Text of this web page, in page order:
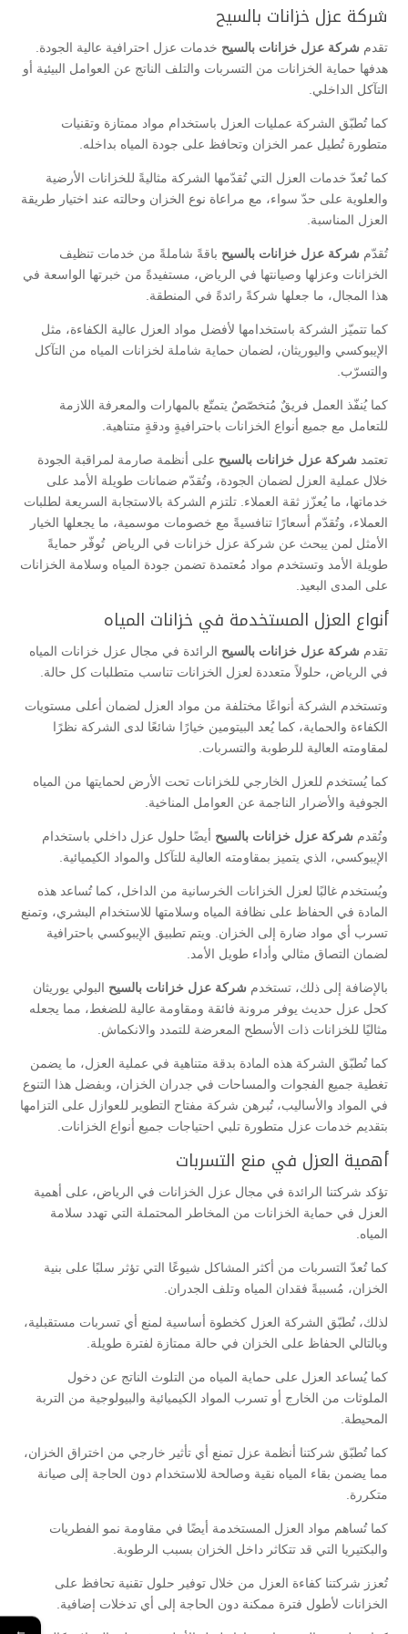
شركة عزل خزانات بالسيح
تقدم شركة عزل خزانات بالسيح خدمات عزل احترافية عالية الجودة.
هدفها حماية الخزانات من التسربات والتلف الناتج عن العوامل البيئية أو
التآكل الداخلي.
كما تُطبّق الشركة عمليات العزل باستخدام مواد ممتازة وتقنيات
متطورة تُطيل عمر الخزان وتحافظ على جودة المياه بداخله.
كما تُعدّ خدمات العزل التي تُقدّمها الشركة مثاليةً للخزانات الأرضية
والعلوية على حدّ سواء، مع مراعاة نوع الخزان وحالته عند اختيار طريقة
العزل المناسبة.
تُقدّم شركة عزل خزانات بالسيح باقةً شاملةً من خدمات تنظيف
الخزانات وعزلها وصيانتها في الرياض، مستفيدةً من خبرتها الواسعة في
هذا المجال، ما جعلها شركةً رائدةً في المنطقة.
كما تتميّز الشركة باستخدامها لأفضل مواد العزل عالية الكفاءة، مثل
الإيبوكسي واليوريثان، لضمان حماية شاملة لخزانات المياه من التآكل
والتسرّب.
كما يُنفّذ العمل فريقٌ مُتخصّصٌ يتمتّع بالمهارات والمعرفة اللازمة
للتعامل مع جميع أنواع الخزانات باحترافيةٍ ودقةٍ متناهية.
تعتمد شركة عزل خزانات بالسيح على أنظمة صارمة لمراقبة الجودة
خلال عملية العزل لضمان الجودة، وتُقدّم ضمانات طويلة الأمد على
خدماتها، ما يُعزّز ثقة العملاء. تلتزم الشركة بالاستجابة السريعة لطلبات
العملاء، وتُقدّم أسعارًا تنافسيةً مع خصومات موسمية، ما يجعلها الخيار
الأمثل لمن يبحث عن شركة عزل خزانات في الرياض تُوفّر حمايةً
طويلة الأمد وتستخدم مواد مُعتمدة تضمن جودة المياه وسلامة الخزانات
على المدى البعيد.
أنواع العزل المستخدمة في خزانات المياه
تقدم شركة عزل خزانات بالسيح الرائدة في مجال عزل خزانات المياه
في الرياض، حلولاً متعددة لعزل الخزانات تناسب متطلبات كل حالة.
وتستخدم الشركة أنواعًا مختلفة من مواد العزل لضمان أعلى مستويات
الكفاءة والحماية، كما يُعد البيتومين خيارًا شائعًا لدى الشركة نظرًا
لمقاومته العالية للرطوبة والتسربات.
كما يُستخدم للعزل الخارجي للخزانات تحت الأرض لحمايتها من المياه
الجوفية والأضرار الناجمة عن العوامل المناخية.
وتُقدم شركة عزل خزانات بالسيح أيضًا حلول عزل داخلي باستخدام
الإيبوكسي، الذي يتميز بمقاومته العالية للتآكل والمواد الكيميائية.
ويُستخدم غالبًا لعزل الخزانات الخرسانية من الداخل، كما تُساعد هذه
المادة في الحفاظ على نظافة المياه وسلامتها للاستخدام البشري، وتمنع
تسرب أي مواد ضارة إلى الخزان. ويتم تطبيق الإيبوكسي باحترافية
لضمان التصاق مثالي وأداء طويل الأمد.
بالإضافة إلى ذلك، تستخدم شركة عزل خزانات بالسيح البولي يوريثان
كحل عزل حديث يوفر مرونة فائقة ومقاومة عالية للضغط، مما يجعله
مثاليًا للخزانات ذات الأسطح المعرضة للتمدد والانكماش.
كما تُطبّق الشركة هذه المادة بدقة متناهية في عملية العزل، ما يضمن
تغطية جميع الفجوات والمساحات في جدران الخزان، وبفضل هذا التنوع
في المواد والأساليب، تُبرهن شركة مفتاح التطوير للعوازل على التزامها
بتقديم خدمات عزل متطورة تلبي احتياجات جميع أنواع الخزانات.
أهمية العزل في منع التسربات
تؤكد شركتنا الرائدة في مجال عزل الخزانات في الرياض، على أهمية
العزل في حماية الخزانات من المخاطر المحتملة التي تهدد سلامة
المياه.
كما تُعدّ التسربات من أكثر المشاكل شيوعًا التي تؤثر سلبًا على بنية
الخزان، مُسببةً فقدان المياه وتلف الجدران.
لذلك، تُطبّق الشركة العزل كخطوة أساسية لمنع أي تسربات مستقبلية،
وبالتالي الحفاظ على الخزان في حالة ممتازة لفترة طويلة.
كما يُساعد العزل على حماية المياه من التلوث الناتج عن دخول
الملوثات من الخارج أو تسرب المواد الكيميائية والبيولوجية من التربة
المحيطة.
كما تُطبّق شركتنا أنظمة عزل تمنع أي تأثير خارجي من اختراق الخزان،
مما يضمن بقاء المياه نقية وصالحة للاستخدام دون الحاجة إلى صيانة
متكررة.
كما تُساهم مواد العزل المستخدمة أيضًا في مقاومة نمو الفطريات
والبكتيريا التي قد تتكاثر داخل الخزان بسبب الرطوبة.
تُعزز شركتنا كفاءة العزل من خلال توفير حلول تقنية تحافظ على
الخزانات لأطول فترة ممكنة دون الحاجة إلى أي تدخلات إضافية.
←